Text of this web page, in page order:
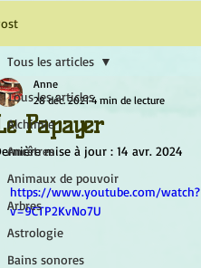
Tous les articles
Alchimie
Ancêtres
Animaux de pouvoir
Arbres
Astrologie
Bains sonores
Tous les articles
Papayer
Anne
28 déc. 2021 4 min de lecture
mise à jour : 14 avr. 2024
https://www.youtube.com/watch?
v=9CTP2KvNo7U